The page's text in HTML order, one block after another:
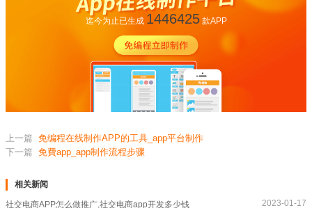
迄今为止已生成 1446425款APP
上一篇 免编程在线制作APP的工具_app平台制作
下一篇 免費app_app制作流程步骤
相关新闻
社交电商APP怎么做推广,社交电商app开发多少钱 2023-01-17